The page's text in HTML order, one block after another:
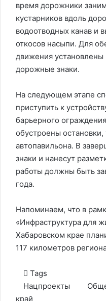
время дорожники
кустарников вдоль
водоотводных канав и
откосов насыпи. Для
движения
дорожные знаки.
На следующем этапе
приступить к
барьерного
обустроены остановки,
автопавильона. В
знаки и нанесут
работы должны быть
года.
Напоминаем, что в
«Инфраструктура для
Хабаровском крае
117 километров
Tags
Нацпроекты
край